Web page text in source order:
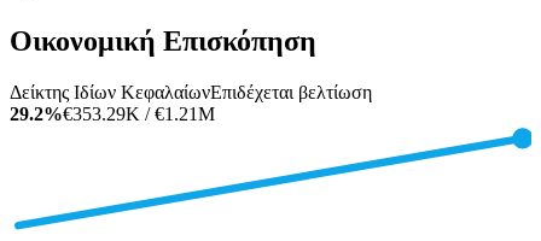
Οικονομική Επισκόπηση
Δείκτης Ιδίων ΚεφαλαίωνΕπιδέχεται βελτίωση
29.2%€353.29K / €1.21M